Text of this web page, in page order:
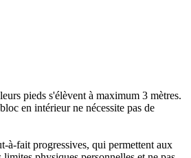
pieds s'élèvent à maximum 3 mètres.
en intérieur ne nécessite pas de
à-fait progressives, qui permettent aux